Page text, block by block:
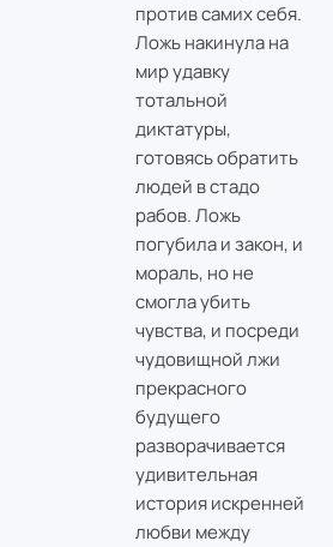
против самих себя.
Ложь накинула на
мир удавку
тотальной
диктатуры,
готовясь обратить
людей в стадо
рабов. Ложь
погубила и закон, и
мораль, но не
смогла убить
чувства, и посреди
чудовищной лжи
прекрасного
будущего
разворачивается
удивительная
история искренней
любви между